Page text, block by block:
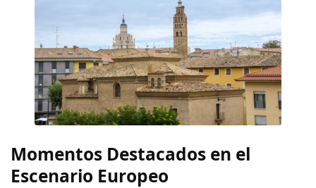
Momentos Destacados en el
Escenario Europeo